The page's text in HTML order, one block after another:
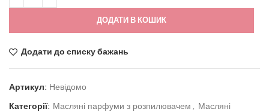
ДОДАТИ В КОШИК
Додати до списку бажань
Артикул: Невідомо
Категорії: Масляні парфуми з розпилювачем , Масляні